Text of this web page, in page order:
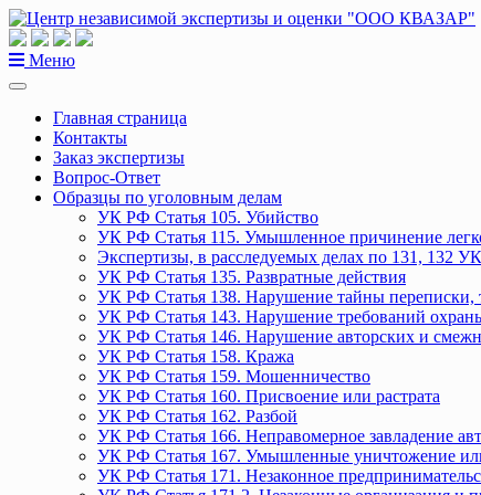
Перейти
к
содержанию
Меню
Главная страница
Контакты
Заказ экспертизы
Вопрос-Ответ
Образцы по уголовным делам
УК РФ Статья 105. Убийство
УК РФ Статья 115. Умышленное причинение
Экспертизы, в расследуемых делах по 131, 132
УК РФ Статья 135. Развратные действия
УК РФ Статья 138. Нарушение тайны переписки,
УК РФ Статья 143. Нарушение требований
УК РФ Статья 146. Нарушение авторских и
УК РФ Статья 158. Кража
УК РФ Статья 159. Мошенничество
УК РФ Статья 160. Присвоение или растрата
УК РФ Статья 162. Разбой
УК РФ Статья 166. Неправомерное завладение
УК РФ Статья 167. Умышленные уничтожение
УК РФ Статья 171. Незаконное